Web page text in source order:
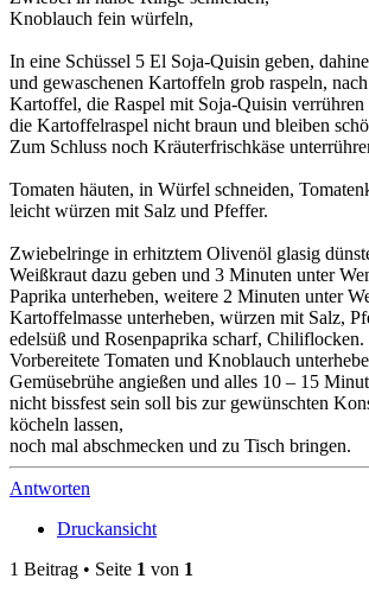
Knoblauch fein würfeln,
In eine Schüssel 5 El Soja-Quisin geben,
und gewaschenen Kartoffeln grob raspeln,
Kartoffel, die Raspel mit Soja-Quisin verrühren
die Kartoffelraspel nicht braun und bleiben
Zum Schluss noch Kräuterfrischkäse
Tomaten häuten, in Würfel schneiden,
leicht würzen mit Salz und Pfeffer.
Zwiebelringe in erhitztem Olivenöl glasig
Weißkraut dazu geben und 3 Minuten unter
Paprika unterheben, weitere 2 Minuten unter
Kartoffelmasse unterheben, würzen mit Salz,
edelsüß und Rosenpaprika scharf, Chiliflocken.
Vorbereitete Tomaten und Knoblauch
Gemüsebrühe angießen und alles 10 – 15
nicht bissfest sein soll bis zur gewünschten
köcheln lassen,
noch mal abschmecken und zu Tisch bringen.
Antworten
Druckansicht
1 Beitrag • Seite 1 von 1